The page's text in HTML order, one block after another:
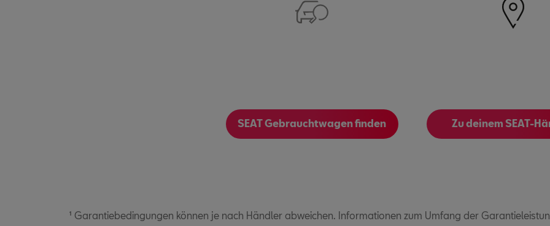
SEAT Gebrauchtwagen finden Zu deinem SEAT-
¹ Garantiebedingungen können je nach Händler abweichen. Informationen zum Umfang der